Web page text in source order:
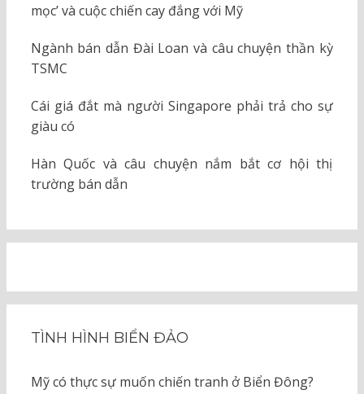
mọc’ và cuộc chiến cay đắng với Mỹ
Ngành bán dẫn Đài Loan và câu chuyện thần kỳ
TSMC
Cái giá đắt mà người Singapore phải trả cho sự
giàu có
Hàn Quốc và câu chuyện nắm bắt cơ hội thị
trường bán dẫn
TÌNH HÌNH BIỂN ĐẢO
Mỹ có thực sự muốn chiến tranh ở Biển Đông?